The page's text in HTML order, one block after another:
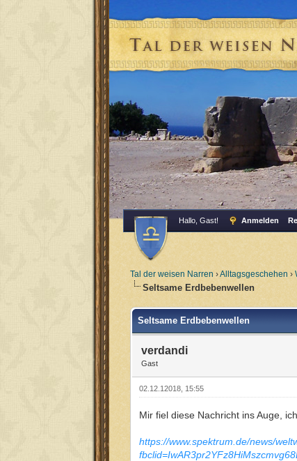
Hallo, Gast! Anmelden
Tal der weisen Narren ›Alltagsgeschehen ›
Seltsame Erdbebenwellen
Seltsame Erdbebenwellen
verdandi
Gast
02.12.12018, 15:55
Mir fiel diese Nachricht ins Auge,
https://www.spektrum.de/news/